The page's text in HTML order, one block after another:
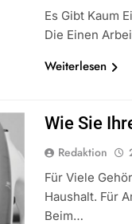
Es Gibt Kaum
Die Einen
Weiterlesen
Wie Sie
Redaktion
Für Viele
Haushalt. Für
Beim…